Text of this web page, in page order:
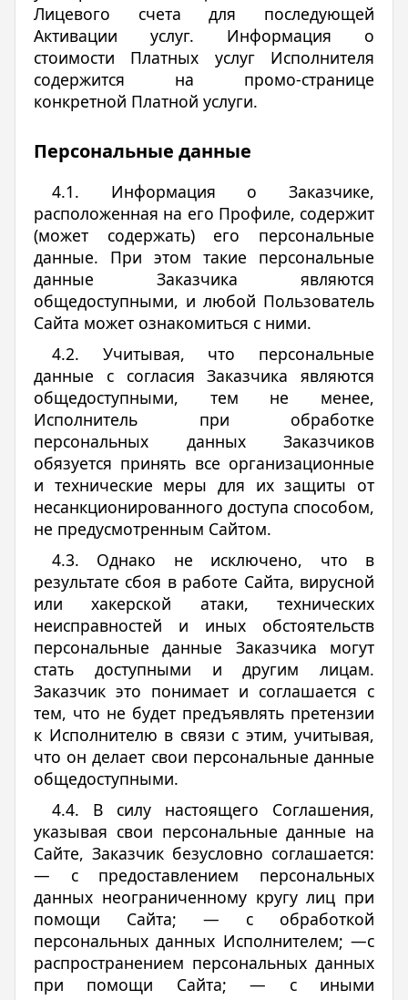
Лицевого счета для последующей
Активации услуг. Информация о
стоимости Платных услуг Исполнителя
содержится на промо-странице
конкретной Платной услуги.
Персональные данные
4.1. Информация о Заказчике,
расположенная на его Профиле, содержит
(может содержать) его персональные
данные. При этом такие персональные
данные Заказчика являются
общедоступными, и любой Пользователь
Сайта может ознакомиться с ними.
4.2. Учитывая, что персональные
данные с согласия Заказчика являются
общедоступными, тем не менее,
Исполнитель при обработке
персональных данных Заказчиков
обязуется принять все организационные
и технические меры для их защиты от
несанкционированного доступа способом,
не предусмотренным Сайтом.
4.3. Однако не исключено, что в
результате сбоя в работе Сайта, вирусной
или хакерской атаки, технических
неисправностей и иных обстоятельств
персональные данные Заказчика могут
стать доступными и другим лицам.
Заказчик это понимает и соглашается с
тем, что не будет предъявлять претензии
к Исполнителю в связи с этим, учитывая,
что он делает свои персональные данные
общедоступными.
4.4. В силу настоящего Соглашения,
указывая свои персональные данные на
Сайте, Заказчик безусловно соглашается:
— с предоставлением персональных
данных неограниченному кругу лиц при
помощи Сайта; — с обработкой
персональных данных Исполнителем; —с
распространением персональных данных
при помощи Сайта; — с иными